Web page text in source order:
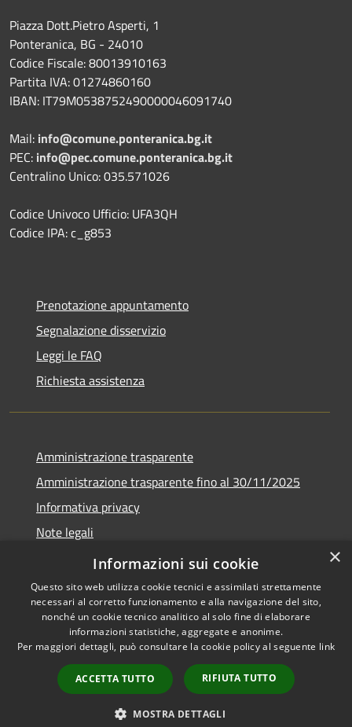
Piazza Dott.Pietro Asperti, 1
Ponteranica, BG - 24010
Codice Fiscale: 80013910163
Partita IVA: 01274860160
IBAN: IT79M0538752490000046091740
Mail: info@comune.ponteranica.bg.it
PEC: info@pec.comune.ponteranica.bg.it
Centralino Unico: 035.571026
Codice Univoco Ufficio: UFA3QH
Codice IPA: c_g853
Prenotazione appuntamento
Segnalazione disservizio
Leggi le FAQ
Richiesta assistenza
Amministrazione trasparente
Amministrazione trasparente fino al 30/11/2025
Informativa privacy
Note legali
Dichiarazione di accessibilità
Accessibilità
Copyright © 2026 • Comune di
Ponteranica • Powered by
Municipium•
Accesso
redazione
×
Informazioni sui cookie
Questo sito web utilizza cookie tecnici e assimilati strettamente
necessari al corretto funzionamento e alla navigazione del sito,
nonché un cookie tecnico analitico al solo fine di elaborare
informazioni statistiche, aggregate e anonime.
Per maggiori dettagli, può consultare la cookie policy al seguente link
ACCETTA TUTTO RIFIUTA TUTTO
MOSTRA DETTAGLI